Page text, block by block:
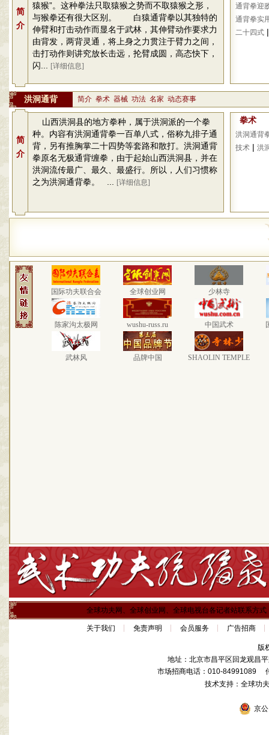
简
介
猿猴”。这种拳法只取猿猴之势而不取猿猴之形，
与猴拳还有很大区别。 白猿通背拳以其独特的
伸臂和打击动作而显名于武林，其伸臂动作要求力
由背发，两背灵通，将上身之力贯注于臂力之间，
击打动作则讲究放长击远，抡臂成圆，高态快下，
闪...
[详细信息]
通背拳迎
通背拳实
二十四式 |
洪洞通背 简介 拳术 器械 功法 名家 动态赛事
简
介
山西洪洞县的地方拳种，属于洪洞派的一个拳
种。内容有洪洞通背拳一百单八式，俗称九排子通
背，另有推胸掌二十四势等套路和散打。洪洞通背
拳原名无极通背缠拳，由于起始山西洪洞县，并在
洪洞流传最广、最久、最盛行。所以，人们习惯称
之为洪洞通背拳。 ...
[详细信息]
拳术
洪洞通背
技术 | 洪
国际功夫联合会 全球创业网 少林寺
陈家沟太极网 wushu-russ.ru 中国武术
武林风 品牌中国 SHAOLIN TEMPLE
全球功夫网、全球创业网、全球电视台各记者站联系方式
关于我们 免责声明 会员服务 广告招商
版
地址：北京市昌平区回龙观昌
市场招商电话：010-84991089
技术支持：全球
京公